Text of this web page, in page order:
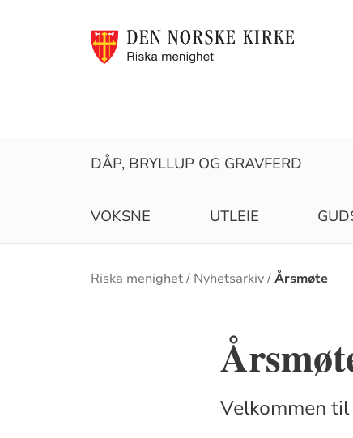
DÅP, BRYLLUP OG GRAVFERD
VOKSNE UTLEIE
Brødsmulesti
Riska menighet Nyhetsarkiv Årsmøte
Velkommen